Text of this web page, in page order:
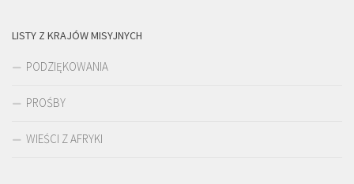
LISTY Z KRAJÓW MISYJNYCH
PODZIĘKOWANIA
PROŚBY
WIEŚCI Z AFRYKI